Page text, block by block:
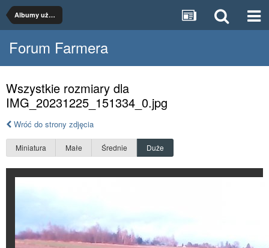
Albumy użytkowników
Forum Farmera
Wszystkie rozmiary dla
IMG_20231225_151334_0.jpg
Wróć do strony zdjęcia
Miniatura Małe Średnie Duże